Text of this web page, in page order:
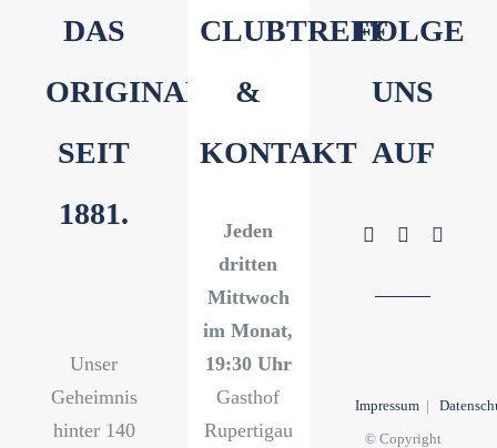
DAS
ORIGINAL
SEIT
1881.
Unser
Geheimnis
hinter 140
CLUBTREFF
&
KONTAKT
Jeden
dritten
Mittwoch
im Monat,
19:30 Uhr
Gasthof
Rupertigau
FOLGE
UNS
AUF
Impressum|
© Copyright